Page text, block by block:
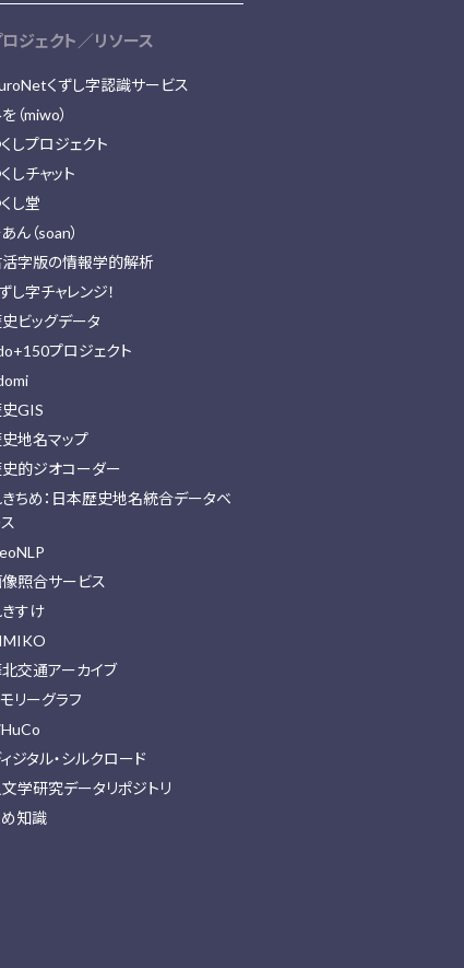
ジェクト／リソース
くずし字認識サービス
（miwo）
しプロジェクト
しチャット
し堂
ん（soan）
活字版の情報学的解析
し字チャレンジ！
ビッグデータ
プロジェクト
GIS
地名マップ
的ジオコーダー
ちめ：日本歴史地名統合データベ
照合サービス
すけ
交通アーカイブ
リーグラフ
ジタル・シルクロード
学研究データリポジトリ
め知識